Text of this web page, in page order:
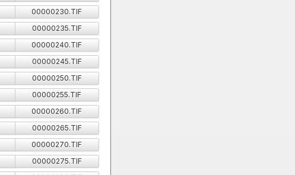
00000230.TIF
00000235.TIF
00000240.TIF
00000245.TIF
00000250.TIF
00000255.TIF
00000260.TIF
00000265.TIF
00000270.TIF
00000275.TIF